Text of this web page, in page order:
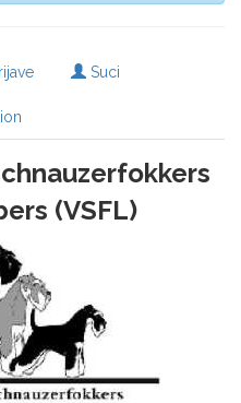
Suci
(VSFL)